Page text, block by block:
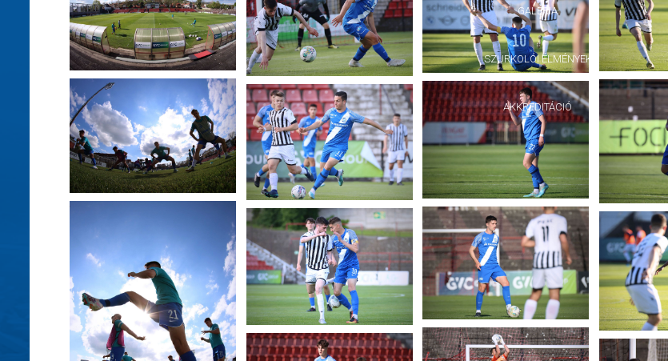
GALÉRIA
SZURKOLÓI ÉLMÉNYEK
AKKREDITÁCIÓ